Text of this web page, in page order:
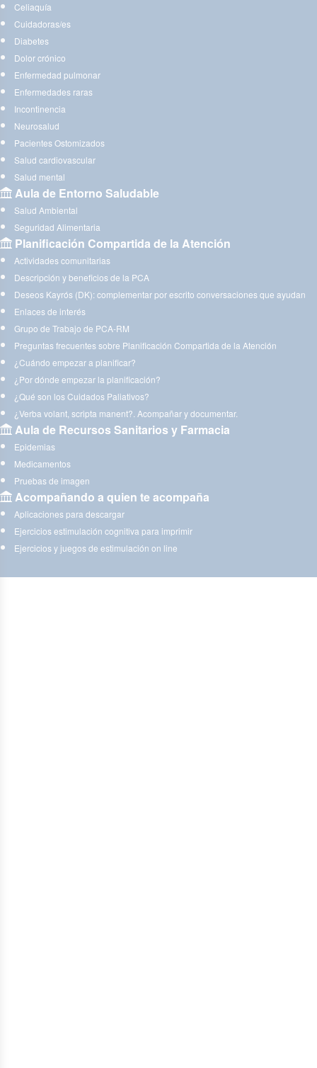
Celiaquía
Cuidadoras/es
Diabetes
Dolor crónico
Enfermedad pulmonar
Enfermedades raras
Incontinencia
Neurosalud
Pacientes Ostomizados
Salud cardiovascular
Salud mental
Aula de Entorno Saludable
Salud Ambiental
Seguridad Alimentaria
Planificación Compartida de la Atención
Actividades comunitarias
Descripción y beneficios de la PCA
Deseos Kayrós (DK): complementar por escrito conversaciones que ayudan
Enlaces de interés
Grupo de Trabajo de PCA-RM
Preguntas frecuentes sobre Planificación Compartida de la Atención
¿Cuándo empezar a planificar?
¿Por dónde empezar la planificación?
¿Qué son los Cuidados Paliativos?
¿Verba volant, scripta manent?. Acompañar y documentar.
Aula de Recursos Sanitarios y Farmacia
Epidemias
Medicamentos
Pruebas de imagen
Acompañando a quien te acompaña
Aplicaciones para descargar
Ejercicios estimulación cognitiva para imprimir
Ejercicios y juegos de estimulación on line